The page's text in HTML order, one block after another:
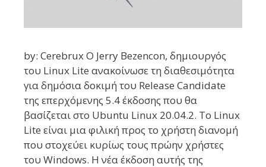
by: Cerebrux Ο Jerry Bezencon, δημιουργός
του Linux Lite ανακοίνωσε τη διαθεσιμότητα
για δημόσια δοκιμή του Release Candidate
της επερχόμενης 5.4 έκδοσης που θα
βασίζεται στο Ubuntu Linux 20.04.2. Το Linux
Lite είναι μια φιλική προς το χρήστη διανομή
που στοχεύει κυρίως τους πρώην χρήστες
του Windows. Η νέα έκδοση αυτής της